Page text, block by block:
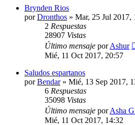
Brynden Rios
porDronthos » Mar, 25 Jul 2017,
2 Respuestas
28907 Vistas
Último mensaje porAshur
Mié, 11 Oct 2017, 20:57
Saludos espartanos
porBendar» Mié, 13 Sep 2017,
6 Respuestas
35098 Vistas
Último mensaje porAsha
Mié, 11 Oct 2017, 14:32